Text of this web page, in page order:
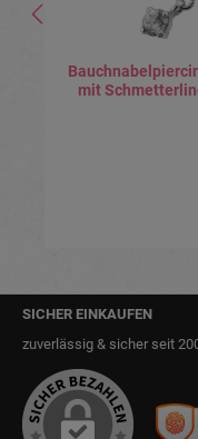
SICHER EINKAUFEN
zuverlässig & sicher seit